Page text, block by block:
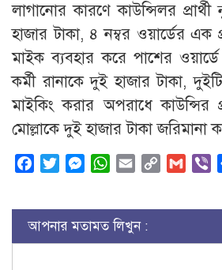
লাগানোর কারণে কাউন্সিলর
হাজার টাকা, ৪ নম্বর ওয়ার্ডের এক
মাইক ব্যবহার করে পাশের
কর্মী রানাকে দুই হাজার টাকা,
মাইকিং করার অপরাধে কাউন্সির
মোল্লাকে দুই হাজার টাকা জরিমানা
FacebookTwitterMessenger
WhatsApp
Email
Copy
Gmail
আপনার মতামত লিখুন :